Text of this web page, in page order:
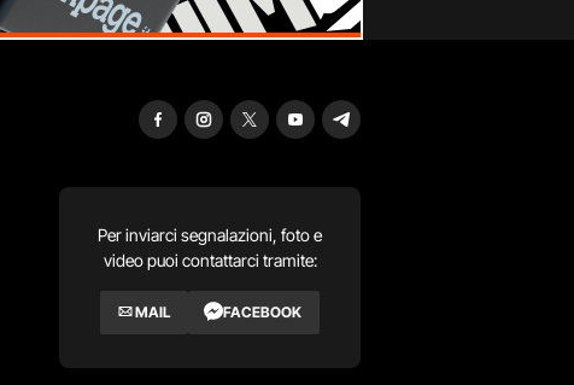
Per inviarci segnalazioni, foto e
video puoi contattarci tramite:
MAIL FACEBOOK